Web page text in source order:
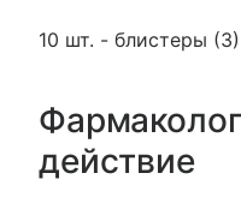
10 шт. - блистеры
действие